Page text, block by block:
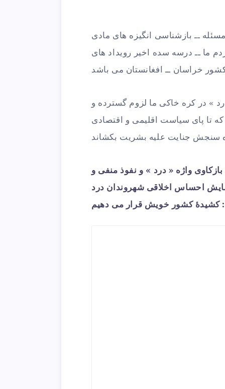
ــ بازشناسی انگیزه های مادی
ما ــ درسه سده اخیر رویداد های
» در کره خاکی ما لزوم گسترده و
تا پای سیاست اقلیمی و اقتصادی
واژه « درد » و نفوذ منفی و
احساس اخلاقی شهروندان درد
کشیدۀ کشور خویش قرار می دهیم